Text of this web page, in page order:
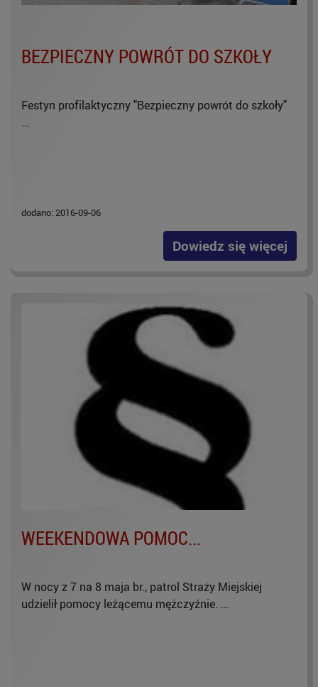
BEZPIECZNY POWRÓT DO SZKOŁY
Festyn profilaktyczny "Bezpieczny powrót do szkoły"
…
dodano: 2016-09-06
Dowiedz się więcej
WEEKENDOWA POMOC...
W nocy z 7 na 8 maja br., patrol Straży Miejskiej
udzielił pomocy leżącemu mężczyźnie. …